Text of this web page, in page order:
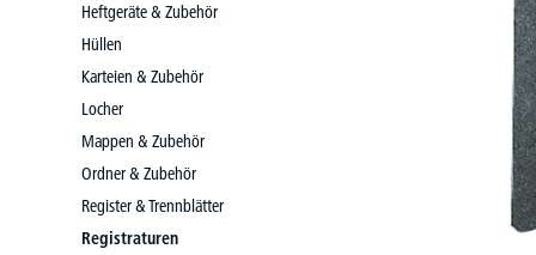
Heftgeräte & Zubehör
Hüllen
Karteien & Zubehör
Locher
Mappen & Zubehör
Ordner & Zubehör
Register & Trennblätter
Registraturen